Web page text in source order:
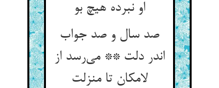
او نبرده هیچ بو
صد سال و صد جواب
اندر دلت ** می‌رسد از
لامکان تا منزلت